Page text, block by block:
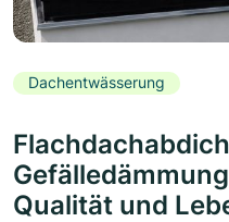
Dachentwässerung
Qualität und